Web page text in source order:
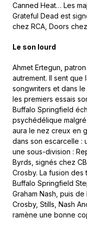
Canned Heat… Les
Grateful Dead est
chez RCA, Doors
Le son lourd
Ahmet Ertegun,
autrement. Il sent que
songwriters et dans
les premiers essais
Buffalo Springfield
psychédélique
aura le nez creux en
dans son escarcelle :
une sous-division :
Byrds, signés chez
Crosby. La fusion des
Buffalo Springfield
Graham Nash, puis
Crosby, Stills, Nash
ramène une bonne